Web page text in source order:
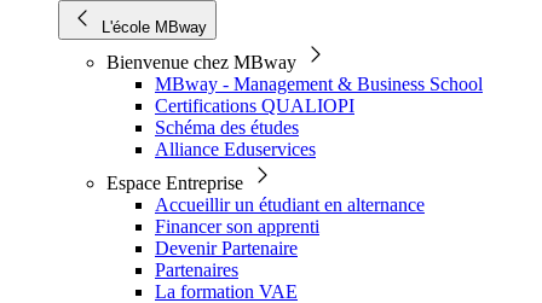
L'école MBway
Bienvenue chez MBway
MBway - Management & Business School
Certifications QUALIOPI
Schéma des études
Alliance Eduservices
Espace Entreprise
Accueillir un étudiant en alternance
Financer son apprenti
Devenir Partenaire
Partenaires
La formation VAE